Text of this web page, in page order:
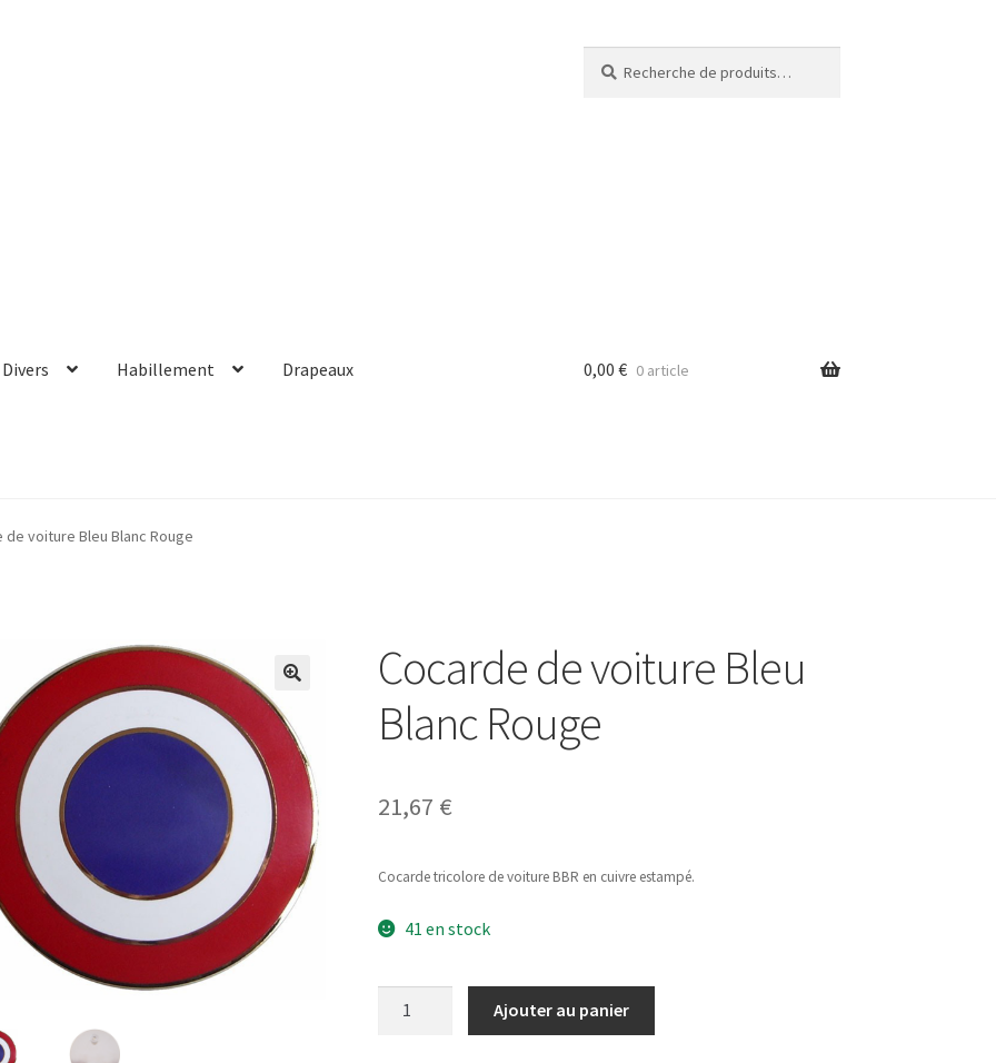
pour :
Divers Habillement Drapeaux 0,00 € 0 article
de voiture Bleu Blanc Rouge
Cocarde de voiture Bleu
Blanc Rouge
21,67 €
Cocarde tricolore de voiture BBR en cuivre estampé.
41 en stock
Ajouter au panier